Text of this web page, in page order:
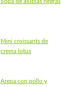
Mini croissants de
crema lotus
Arepa con pollo y